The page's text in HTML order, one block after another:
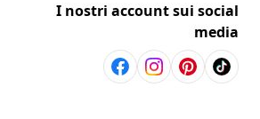
I nostri account sui social
media